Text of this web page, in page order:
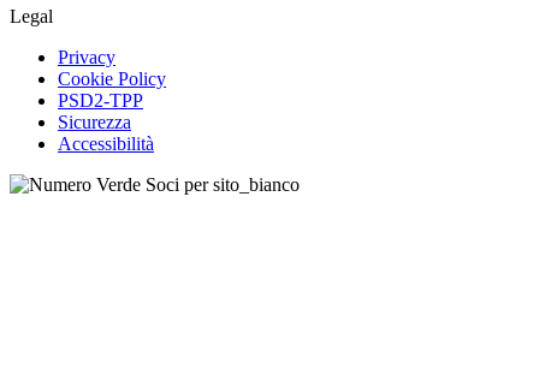
Legal
Privacy
Cookie Policy
PSD2-TPP
Sicurezza
Accessibilità